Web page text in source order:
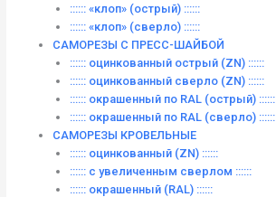
:::::: «клоп» (острый) ::::::
:::::: «клоп» (сверло) ::::::
САМОРЕЗЫ С ПРЕСС-ШАЙБОЙ
:::::: оцинкованный острый (ZN) ::::::
:::::: оцинкованный сверло (ZN) ::::::
:::::: окрашенный по RAL (острый) ::::::
:::::: окрашенный по RAL (сверло) ::::::
САМОРЕЗЫ КРОВЕЛЬНЫЕ
:::::: оцинкованный (ZN) ::::::
:::::: с увеличенным сверлом ::::::
:::::: окрашенный (RAL) ::::::